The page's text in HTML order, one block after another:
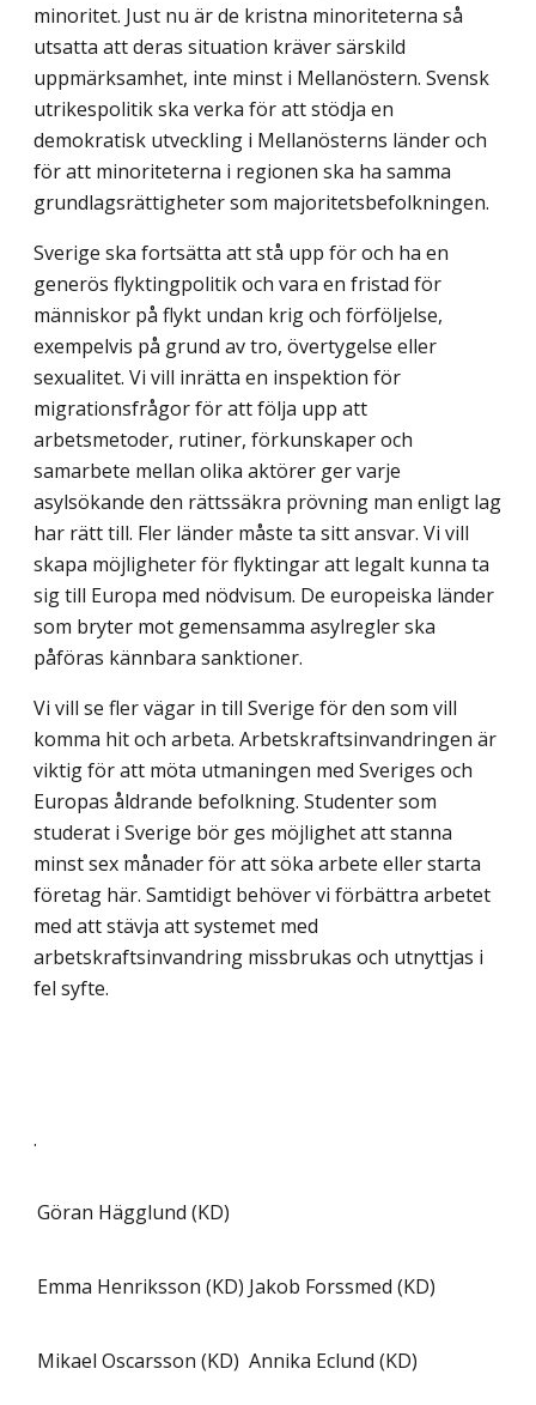
minoritet. Just nu är de kristna minoriteterna så
utsatta att deras situation kräver särskild
uppmärksamhet, inte minst i Mellanöstern. Svensk
utrikespolitik ska verka för att stödja en
demokratisk utveckling i Mellanösterns länder och
för att minoriteterna i regionen ska ha samma
grundlagsrättigheter som majoritetsbefolkningen.
Sverige ska fortsätta att stå upp för och ha en
generös flyktingpolitik och vara en fristad för
människor på flykt undan krig och förföljelse,
exempelvis på grund av tro, övertygelse eller
sexualitet. Vi vill inrätta en inspektion för
migrationsfrågor för att följa upp att
arbetsmetoder, rutiner, förkunskaper och
samarbete mellan olika aktörer ger varje
asylsökande den rättssäkra prövning man enligt lag
har rätt till. Fler länder måste ta sitt ansvar. Vi vill
skapa möjligheter för flyktingar att legalt kunna ta
sig till Europa med nödvisum. De europeiska länder
som bryter mot gemensamma asylregler ska
påföras kännbara sanktioner.
Vi vill se fler vägar in till Sverige för den som vill
komma hit och arbeta. Arbetskraftsinvandringen är
viktig för att möta utmaningen med Sveriges och
Europas åldrande befolkning. Studenter som
studerat i Sverige bör ges möjlighet att stanna
minst sex månader för att söka arbete eller starta
företag här. Samtidigt behöver vi förbättra arbetet
med att stävja att systemet med
arbetskraftsinvandring missbrukas och utnyttjas i
fel syfte.
.
Göran Hägglund (KD)
Emma Henriksson (KD) Jakob Forssmed (KD)
Mikael Oscarsson (KD) Annika Eclund (KD)